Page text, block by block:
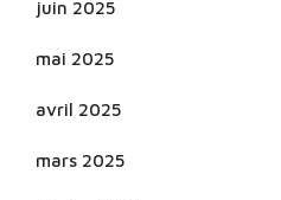
juin 2025
mai 2025
avril 2025
mars 2025